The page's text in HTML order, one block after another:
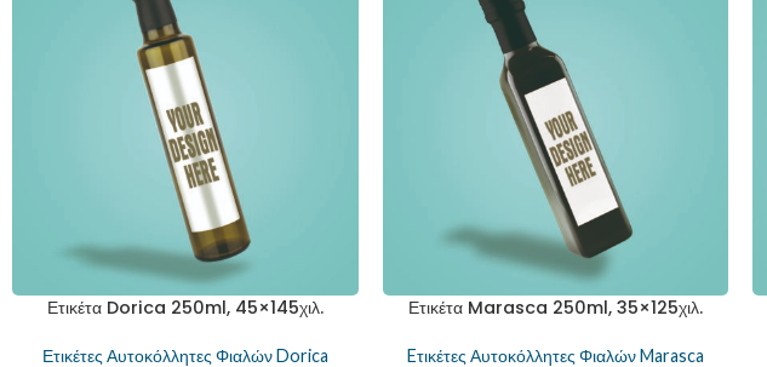
Ετικέτα Dorica 250ml, 45×145χιλ.
Ετικέτες Αυτοκόλλητες Φιαλών Dorica
Ετικέτα Marasca 250ml, 35×125χιλ.
Eτικέτες Αυτοκόλλητες Φιαλών Marasca